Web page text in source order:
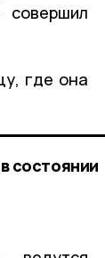
совершил
где она
состоянии